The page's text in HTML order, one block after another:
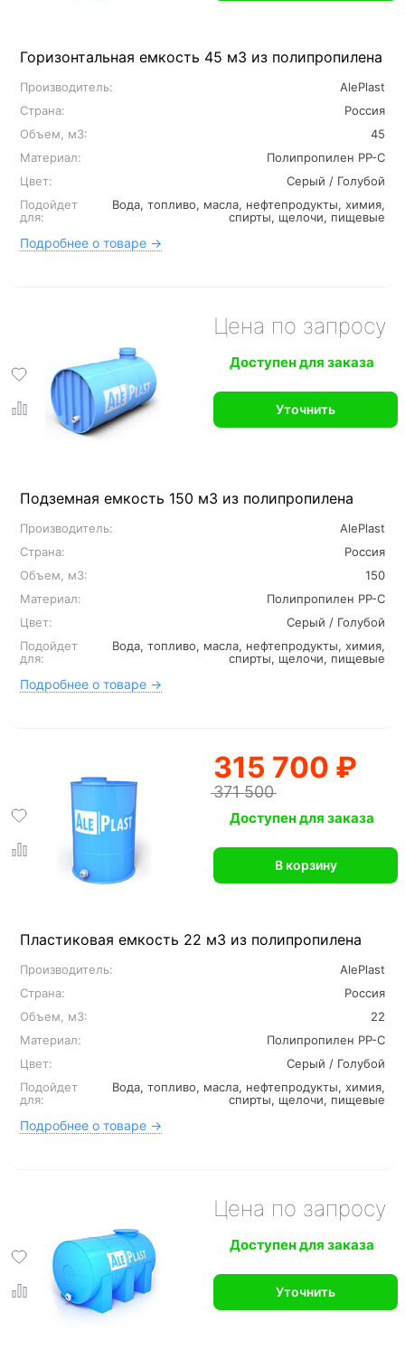
Горизонтальная емкость 45 м3 из полипропилена
Производитель:
AlePlast
Страна:
Россия
Объем, м3:
45
Материал:
Полипропилен PP-C
Цвет:
Серый / Голубой
Подойдет
для:
Вода, топливо, масла, нефтепродукты, химия,
спирты, щелочи, пищевые
Подробнее о товаре →
Подземная емкость 150 м3 из полипропилена
Производитель:
AlePlast
Страна:
Россия
Объем, м3:
150
Материал:
Полипропилен PP-C
Цвет:
Серый / Голубой
Подойдет
для:
Вода, топливо, масла, нефтепродукты, химия,
спирты, щелочи, пищевые
Подробнее о товаре →
Цена по запросу
Доступен для заказа
Уточнить
Пластиковая емкость 22 м3 из полипропилена
Производитель:
AlePlast
Страна:
Россия
Объем, м3:
22
Материал:
Полипропилен PP-C
Цвет:
Серый / Голубой
Подойдет
для:
Вода, топливо, масла, нефтепродукты, химия,
спирты, щелочи, пищевые
Подробнее о товаре →
315 700 ₽
371 500
Доступен для заказа
В корзину
Цена по запросу
Доступен для заказа
Уточнить